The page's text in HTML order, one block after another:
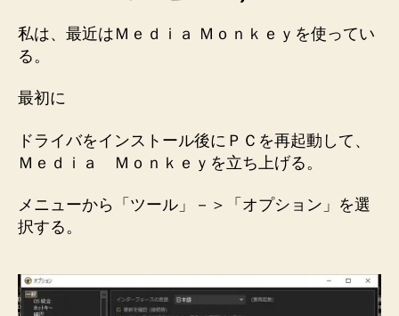
私は、最近はＭｅｄｉａ Ｍｏｎｋｅｙを使ってい
る。
最初に
ドライバをインストール後にＰＣを再起動して、
Ｍｅｄｉａ Ｍｏｎｋｅｙを立ち上げる。
メニューから「ツール」－＞「オプション」を選
択する。